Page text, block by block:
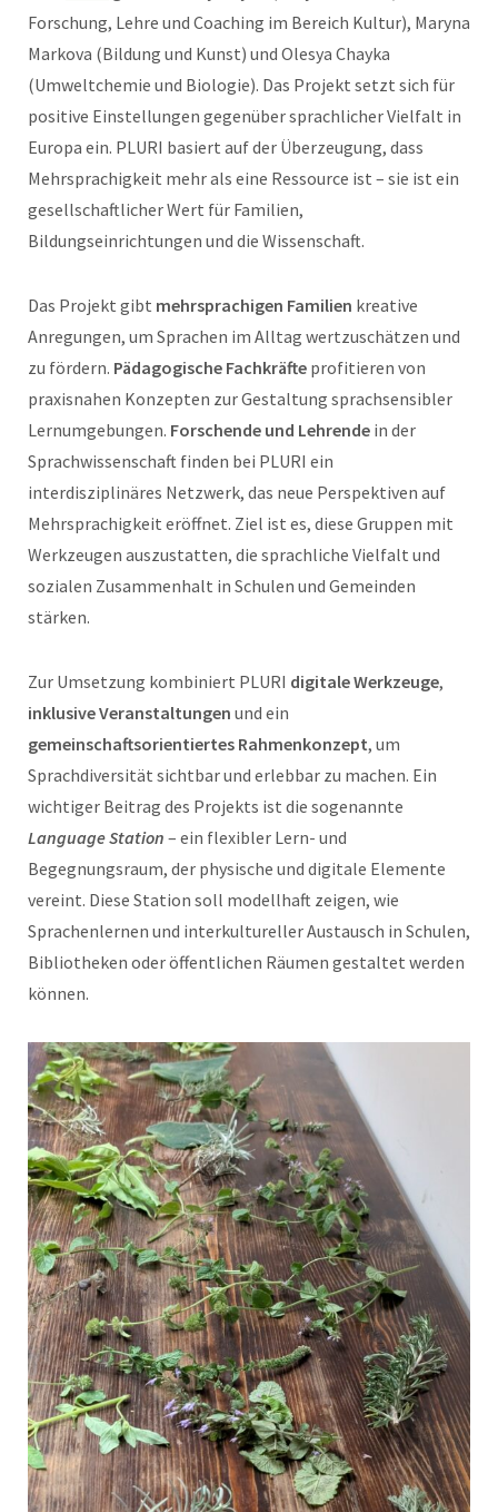
Forschung, Lehre und Coaching im Bereich Kultur), Maryna
Markova (Bildung und Kunst) und Olesya Chayka
(Umweltchemie und Biologie). Das Projekt setzt sich für
positive Einstellungen gegenüber sprachlicher Vielfalt in
Europa ein. PLURI basiert auf der Überzeugung, dass
Mehrsprachigkeit mehr als eine Ressource ist – sie ist ein
gesellschaftlicher Wert für Familien,
Bildungseinrichtungen und die Wissenschaft.
Das Projekt gibt mehrsprachigen Familien kreative
Anregungen, um Sprachen im Alltag wertzuschätzen und
zu fördern. Pädagogische Fachkräfte profitieren von
praxisnahen Konzepten zur Gestaltung sprachsensibler
Lernumgebungen. Forschende und Lehrende in der
Sprachwissenschaft finden bei PLURI ein
interdisziplinäres Netzwerk, das neue Perspektiven auf
Mehrsprachigkeit eröffnet. Ziel ist es, diese Gruppen mit
Werkzeugen auszustatten, die sprachliche Vielfalt und
sozialen Zusammenhalt in Schulen und Gemeinden
stärken.
Zur Umsetzung kombiniert PLURI digitale Werkzeuge,
inklusive Veranstaltungen und ein
gemeinschaftsorientiertes Rahmenkonzept, um
Sprachdiversität sichtbar und erlebbar zu machen. Ein
wichtiger Beitrag des Projekts ist die sogenannte
Language Station – ein flexibler Lern- und
Begegnungsraum, der physische und digitale Elemente
vereint. Diese Station soll modellhaft zeigen, wie
Sprachenlernen und interkultureller Austausch in Schulen,
Bibliotheken oder öffentlichen Räumen gestaltet werden
können.